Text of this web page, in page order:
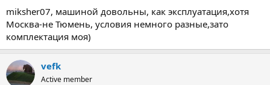
miksher07, машиной довольны, как эксплуатация,хотя
Москва-не Тюмень, условия немного разные,зато
комплектация моя)
vefk
Active member